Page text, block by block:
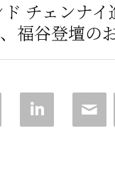
チェンナイ
福谷登壇の